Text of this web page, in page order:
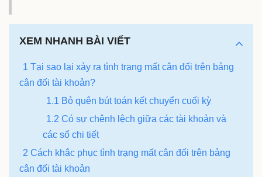
XEM NHANH BÀI VIẾT
1 Tại sao lại xảy ra tình trạng mất cân đối trên bảng
cân đối tài khoản?
1.1 Bỏ quên bút toán kết chuyển cuối kỳ
1.2 Có sự chênh lệch giữa các tài khoản và
các sổ chi tiết
2 Cách khắc phục tình trạng mất cân đối trên bảng
cân đối tài khoản